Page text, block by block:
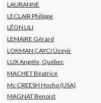
LAURANNE
LECLAIR Philippe
LÉON LILI
LEMAIRE Gérard
LOKMAN ÇAYCI Üzeyir
LUX Angèle, Québec
MACHET Béatrice
Mc CREESH Hosho (USA)
MAGNAT Benoist